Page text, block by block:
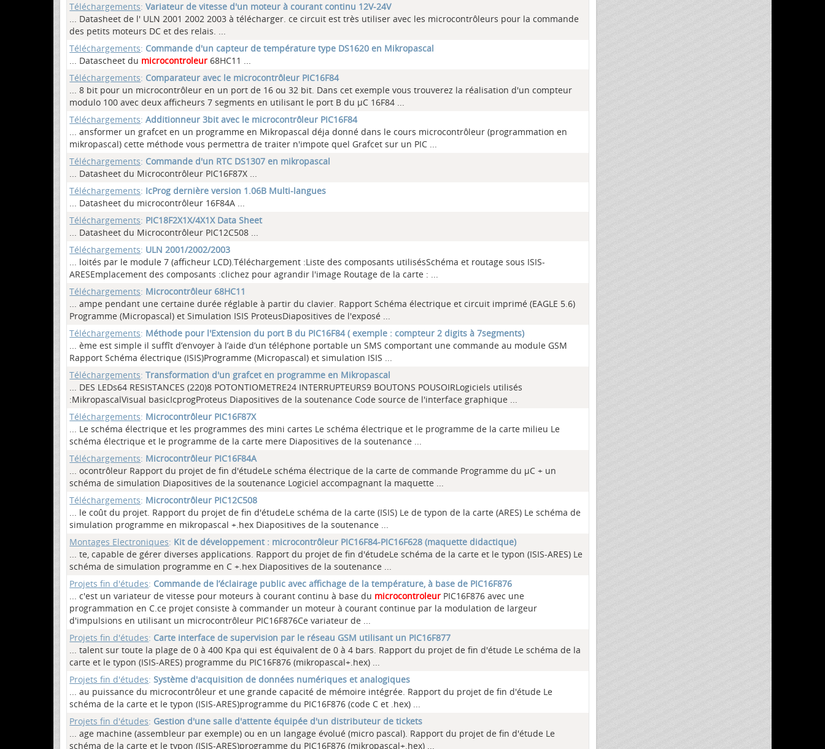
Téléchargements:Variateur de vitesse d'un moteur à courant continu 12V-24V
... Datasheet de l' ULN 2001 2002 2003 à télécharger. ce circuit est très utiliser avec les microcontrôleurs pour la commande
des petits moteurs DC et des relais. ...
Téléchargements: Commande d'un capteur de température type DS1620 en Mikropascal
... Datascheet du microcontroleur 68HC11 ...
Téléchargements: Comparateur avec le microcontrôleur PIC16F84
... 8 bit pour un microcontrôleur en un port de 16 ou 32 bit. Dans cet exemple vous trouverez la réalisation d'un compteur
modulo 100 avec deux afficheurs 7 segments en utilisant le port B du µC 16F84 ...
Téléchargements:Additionneur 3bit avec le microcontrôleur PIC16F84
... ansformer un grafcet en un programme en Mikropascal déja donné dans le cours microcontrôleur (programmation en
mikropascal) cette méthode vous permettra de traiter n'impote quel Grafcet sur un PIC ...
Téléchargements: Commande d'un RTC DS1307 en mikropascal
... Datasheet du Microcontrôleur PIC16F87X ...
Téléchargements: IcProg dernière version 1.06B Multi-langues
... Datasheet du microcontrôleur 16F84A ...
Téléchargements: PIC18F2X1X/4X1X Data Sheet
... Datasheet du Microcontrôleur PIC12C508 ...
Téléchargements: ULN 2001/2002/2003
... loités par le module 7 (afficheur LCD).Téléchargement :Liste des composants utilisésSchéma et routage sous ISIS-
ARESEmplacement des composants :clichez pour agrandir l'image Routage de la carte : ...
Téléchargements: Microcontrôleur 68HC11
... ampe pendant une certaine durée réglable à partir du clavier. Rapport Schéma électrique et circuit imprimé (EAGLE 5.6)
Programme (Micropascal) et Simulation ISIS ProteusDiapositives de l'exposé ...
Téléchargements: Méthode pour l'Extension du port B du PIC16F84 ( exemple : compteur 2 digits à 7segments)
... ème est simple il suffît d’envoyer à l’aide d’un téléphone portable un SMS comportant une commande au module GSM
Rapport Schéma électrique (ISIS)Programme (Micropascal) et simulation ISIS ...
Téléchargements:Transformation d'un grafcet en programme en Mikropascal
... DES LEDs64 RESISTANCES (220)8 POTONTIOMETRE24 INTERRUPTEURS9 BOUTONS POUSOIRLogiciels utilisés
:MikropascalVisual basicIcprogProteus Diapositives de la soutenance Code source de l'interface graphique ...
Téléchargements: Microcontrôleur PIC16F87X
... Le schéma électrique et les programmes des mini cartes Le schéma électrique et le programme de la carte milieu Le
schéma électrique et le programme de la carte mere Diapositives de la soutenance ...
Téléchargements: Microcontrôleur PIC16F84A
... ocontrôleur Rapport du projet de fin d'étudeLe schéma électrique de la carte de commande Programme du µC + un
schéma de simulation Diapositives de la soutenance Logiciel accompagnant la maquette ...
Téléchargements: Microcontrôleur PIC12C508
... le coût du projet. Rapport du projet de fin d'étudeLe schéma de la carte (ISIS) Le de typon de la carte (ARES) Le schéma de
simulation programme en mikropascal +.hex Diapositives de la soutenance ...
Montages Electroniques: Kit de développement : microcontrôleur PIC16F84-PIC16F628 (maquette didactique)
... te, capable de gérer diverses applications. Rapport du projet de fin d'étudeLe schéma de la carte et le typon (ISIS-ARES) Le
schéma de simulation programme en C +.hex Diapositives de la soutenance ...
Projets fin d'études: Commande de l’éclairage public avec affichage de la température, à base de PIC16F876
... c'est un variateur de vitesse pour moteurs à courant continu à base du microcontroleur PIC16F876 avec une
programmation en C.ce projet consiste à commander un moteur à courant continue par la modulation de largeur
d'impulsions en utilisant un microcontrôleur PIC16F876Ce variateur de ...
Projets fin d'études: Carte interface de supervision par le réseau GSM utilisant un PIC16F877
... talent sur toute la plage de 0 à 400 Kpa qui est équivalent de 0 à 4 bars. Rapport du projet de fin d'étude Le schéma de la
carte et le typon (ISIS-ARES) programme du PIC16F876 (mikropascal+.hex) ...
Projets fin d'études:Système d'acquisition de données numériques et analogiques
... au puissance du microcontrôleur et une grande capacité de mémoire intégrée. Rapport du projet de fin d'étude Le
schéma de la carte et le typon (ISIS-ARES)programme du PIC16F876 (code C et .hex) ...
Projets fin d'études: Gestion d'une salle d'attente équipée d'un distributeur de tickets
... age machine (assembleur par exemple) ou en un langage évolué (micro pascal). Rapport du projet de fin d'étude Le
schéma de la carte et le typon (ISIS-ARES)programme du PIC16F876 (mikropascal+.hex) ...